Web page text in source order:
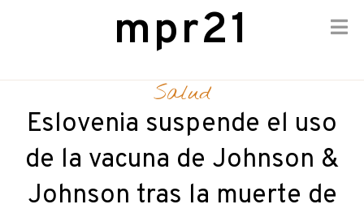
content
mpr21
Salud
Eslovenia suspende el uso
de la vacuna de Johnson &
Johnson tras la muerte de